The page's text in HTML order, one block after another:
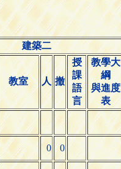
建築二
教室 人 撤
授
課
語
言
教學大
綱
與進度
表
0 0